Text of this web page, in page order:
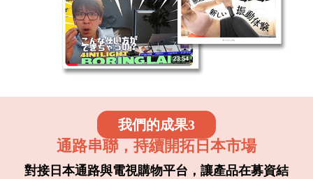
我們的成果3
通路串聯，持續開拓日本市場
對接日本通路與電視購物平台，讓產品在募資結